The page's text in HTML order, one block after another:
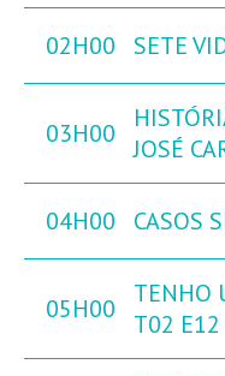
02H00 SETE
03H00
JOSÉ
04H00 CASOS
05H00
TENHO
T02 E12